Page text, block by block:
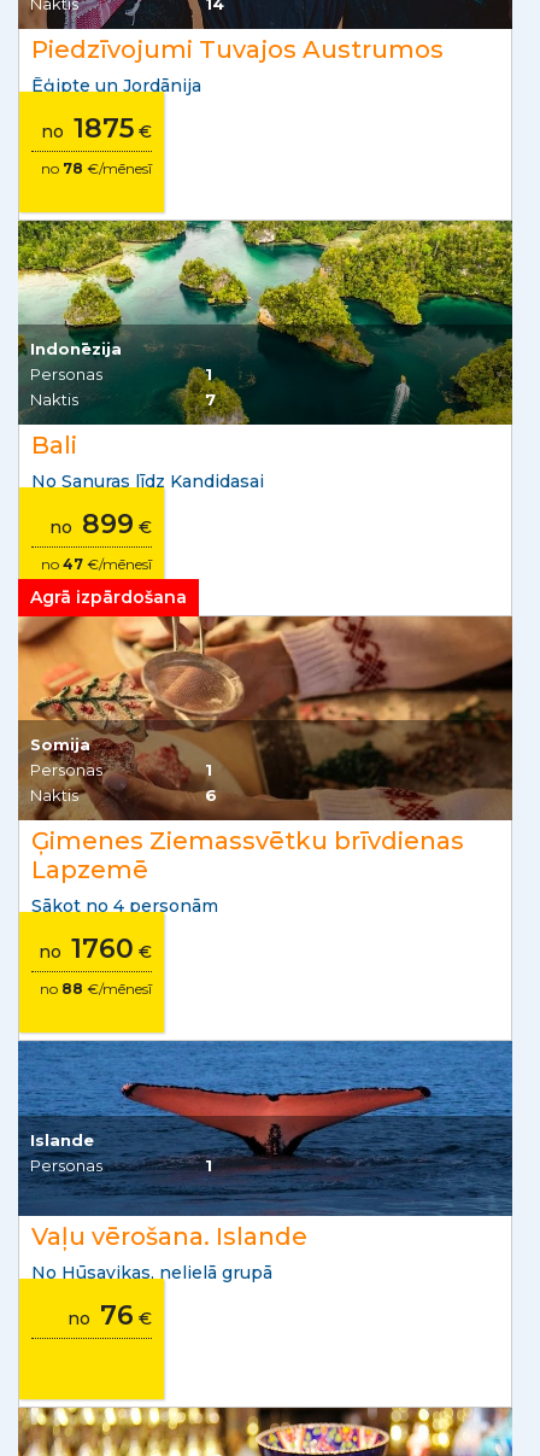
Piedzīvojumi Tuvajos Austrumos
Ēģipte un Jordānija
no 1875 €
no 78 €/mēnesī
Indonēzija
Personas
1
Naktis
7
Bali
No Sanuras līdz Kandidasai
no 899 €
no 47 €/mēnesī
Agrā izpārdošana
Somija
Personas
1
Naktis
6
Ģimenes Ziemassvētku brīvdienas
Lapzemē
Sākot no 4 personām
no 1760 €
no 88 €/mēnesī
Islande
Personas
1
Vaļu vērošana. Islande
No Hūsavikas, nelielā grupā
no 76 €